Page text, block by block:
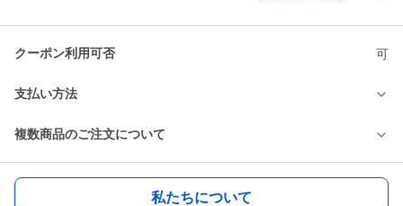
クーポン利用可否 可
支払い方法
複数商品のご注文について
私たちについて